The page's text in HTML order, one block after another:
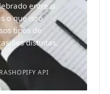
entre o
o que isso
tipos de
distintas,
SHOPIFY API